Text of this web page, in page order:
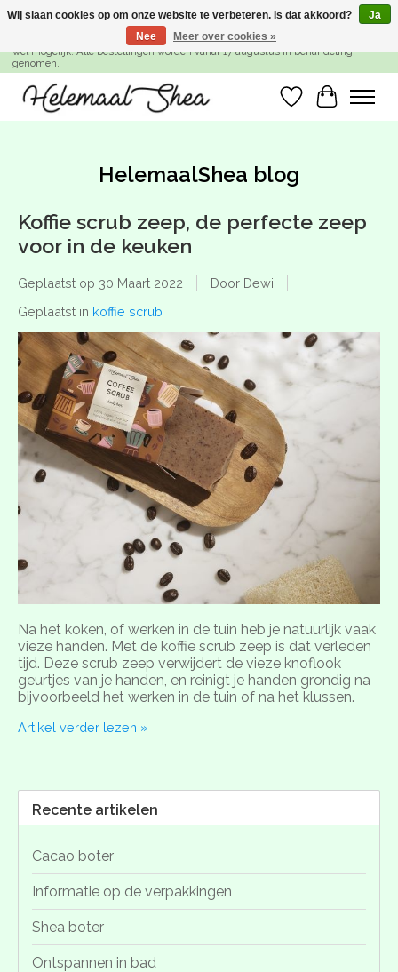
SUMMER BREAK! Wij zijn gesloten van 27 juli t/m 16 augustus. Bestellen is nog
wel mogelijk. Alle bestellingen worden vanaf 17 augustus in behandeling
genomen.
Verlanglijst
HelemaalShea blog
Koffie scrub zeep, de perfecte zeep
voor in de keuken
Geplaatst op 30 Maart 2022
Door Dewi
Geplaatst in koffie scrub
Na het koken, of werken in de tuin heb je natuurlijk vaak
vieze handen. Met de koffie scrub zeep is dat verleden
tijd. Deze scrub zeep verwijdert de vieze knoflook
geurtjes van je handen, en reinigt je handen grondig na
bijvoorbeeld het werken in de tuin of na het klussen.
Artikel verder lezen »
Recente artikelen
Cacao boter
Informatie op de verpakkingen
Shea boter
Ontspannen in bad
Wij slaan cookies op om onze website te verbeteren. Is dat akkoord?
Ja
Nee
Meer over cookies »